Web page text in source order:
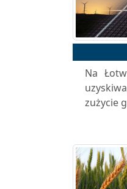
Na
zużycie